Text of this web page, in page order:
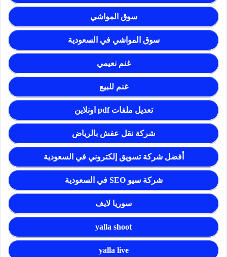
سوق المواشي
سوق المواشي في السعودية
غنم نعيمي
غنم للبيع
تعديل ملفات pdf اونلاين
شركة نقل عفش بالرياض
أفضل شركة تسويق إلكتروني في السعودية
شركة سيو SEO في السعودية
سوريا لايف
yalla shoot
yalla live